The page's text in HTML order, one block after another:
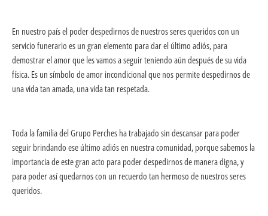
En nuestro país el poder despedirnos de nuestros seres queridos con un
servicio funerario es un gran elemento para dar el último adiós, para
demostrar el amor que les vamos a seguir teniendo aún después de su vida
física. Es un símbolo de amor incondicional que nos permite despedirnos de
una vida tan amada, una vida tan respetada.
Toda la familia del Grupo Perches ha trabajado sin descansar para poder
seguir brindando ese último adiós en nuestra comunidad, porque sabemos la
importancia de este gran acto para poder despedirnos de manera digna, y
para poder así quedarnos con un recuerdo tan hermoso de nuestros seres
queridos.